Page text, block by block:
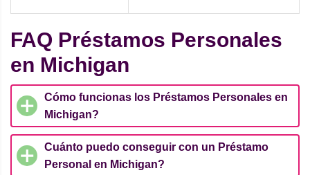
FAQ Préstamos Personales
en Michigan
Cómo funcionas los Préstamos Personales en
Michigan?
Cuánto puedo conseguir con un Préstamo
Personal en Michigan?